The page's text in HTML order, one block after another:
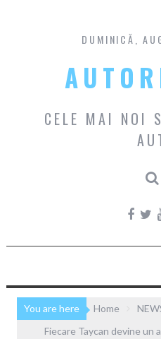
DUMINICĂ,
CELE MAI NOI
You are here Home
Fiecare Taycan devine un